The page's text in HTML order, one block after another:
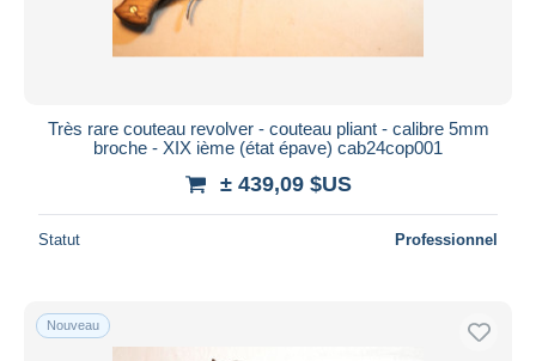
Très rare couteau revolver - couteau pliant - calibre 5mm
broche - XIX ième (état épave) cab24cop001
± 439,09 $US
Statut Professionnel
Nouveau